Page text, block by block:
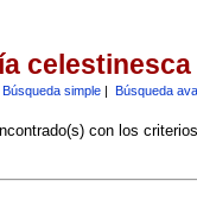
celestinesca
Búsqueda simple| Búsqueda
con los